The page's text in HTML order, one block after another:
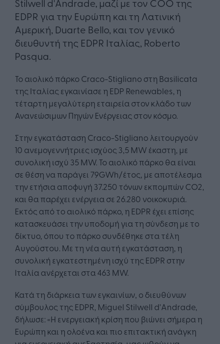
EDPR για την Ευρώπη και τη Λατινική
Αμερική, Duarte Bello, και τον γενικό
διευθυντή της EDPR Ιταλίας, Roberto
Pasqua.
Το αιολικό πάρκο Craco-Stigliano στη Basilicata
της Ιταλίας εγκαινίασε η EDP Renewables, η
τέταρτη μεγαλύτερη εταιρεία στον κλάδο των
Ανανεώσιμων Πηγών Ενέργειας στον κόσμο.
Στην εγκατάσταση Craco-Stigliano λειτουργούν
10 ανεμογεννήτριες ισχύος 3,5 MW έκαστη, με
συνολική ισχύ 35 MW. Το αιολικό πάρκο θα είναι
σε θέση να παράγει 79GWh/έτος, με αποτέλεσμα
την ετήσια αποφυγή 37.250 τόνων εκπομπών CO2,
και θα παρέχει ενέργεια σε 26.280 νοικοκυριά.
Εκτός από το αιολικό πάρκο, η EDPR έχει επίσης
κατασκευάσει την υποδομή για τη σύνδεση με το
δίκτυο, όπου το πάρκο συνδέθηκε στα τέλη
Αυγούστου. Με τη νέα αυτή εγκατάσταση, η
συνολική εγκατεστημένη ισχύ της EDPR στην
Ιταλία ανέρχεται στα 463 MW.
Κατά τη διάρκεια των εγκαινίων, ο διευθύνων
σύμβουλος της EDPR, Miguel Stilwell d'Andrade,
δήλωσε: «Η ενεργειακή κρίση που βιώνει σήμερα η
Ευρώπη και η ολοένα και πιο επιτακτική ανάγκη